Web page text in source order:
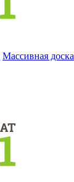
Массивная доска